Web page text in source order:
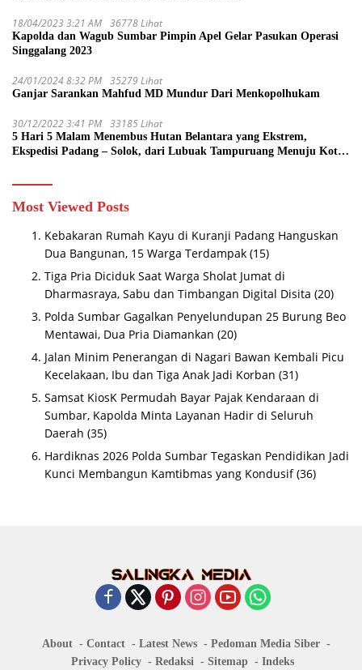
18/04/2023 3:21 AM 36778 Lihat
Kapolda dan Wagub Sumbar Pimpin Apel Gelar Pasukan Operasi
Singgalang 2023
24/01/2024 8:32 PM 35279 Lihat
Ganjar Sarankan Mahfud MD Mundur Dari Menkopolhukam
30/12/2022 3:41 PM 33185 Lihat
5 Hari 5 Malam Menembus Hutan Belantara yang Ekstrem,
Ekspedisi Padang – Solok, dari Lubuak Tampuruang Menuju Koto
Most Viewed Posts
Kebakaran Rumah Kayu di Kuranji Padang Hanguskan
Dua Bangunan, 15 Warga Terdampak (15)
Tiga Pria Diciduk Saat Warga Sholat Jumat di
Dharmasraya, Sabu dan Timbangan Digital Disita (20)
Polda Sumbar Gagalkan Penyelundupan 25 Burung Beo
Mentawai, Dua Pria Diamankan (20)
Jalan Minim Penerangan di Nagari Bawan Kembali Picu
Kecelakaan, Ibu dan Tiga Anak Jadi Korban (31)
Samsat KiosK Permudah Bayar Pajak Kendaraan di
Sumbar, Kapolda Minta Layanan Hadir di Seluruh
Daerah (35)
Hardiknas 2026 Polda Sumbar Tegaskan Pendidikan Jadi
Kunci Membangun Kamtibmas yang Kondusif (36)
About Contact Latest News
Pedoman Media Siber
Privacy Policy
Redaksi Sitemap Indeks